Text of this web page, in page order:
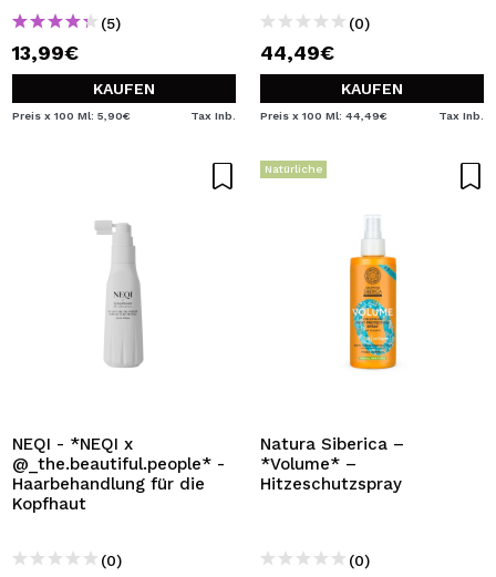
(5)
13,99€
KAUFEN
Preis x 100 Ml: 5,90€ Tax Inb.
(0)
44,49€
KAUFEN
Preis x 100 Ml: 44,49€ Tax Inb.
NEQI - *NEQI x
@_the.beautiful.people* -
Haarbehandlung für die
Kopfhaut
(0)
Natürliche
Natura Siberica –
*Volume* –
Hitzeschutzspray
(0)